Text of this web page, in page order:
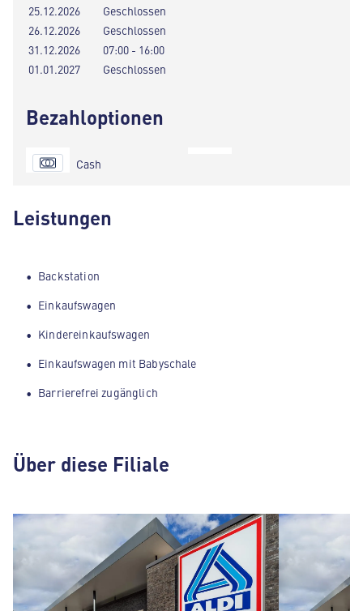
25.12.2026
Geschlossen
26.12.2026
Geschlossen
31.12.2026
07:00 - 16:00
01.01.2027
Geschlossen
Bezahloptionen
Cash
Leistungen
Backstation
Einkaufswagen
Kindereinkaufswagen
Einkaufswagen mit Babyschale
Barrierefrei zugänglich
Über diese Filiale